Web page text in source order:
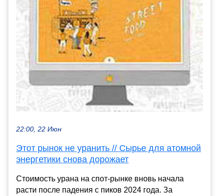
22:00, 22 Июн
Этот рынок не уранить // Сырье для атомной
энергетики снова дорожает
Стоимость урана на спот-рынке вновь начала
расти после падения с пиков 2024 года. За